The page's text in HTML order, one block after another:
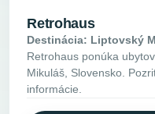
Retrohaus
Destinácia: Liptovský
Retrohaus ponúka
Mikuláš, Slovensko.
informácie.